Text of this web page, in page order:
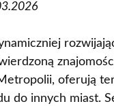
oferują
do innych miast.